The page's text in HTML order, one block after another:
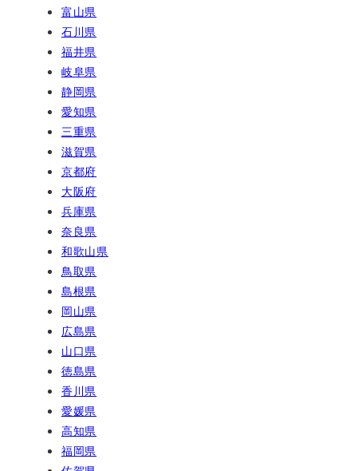
富山県
石川県
福井県
岐阜県
静岡県
愛知県
三重県
滋賀県
京都府
大阪府
兵庫県
奈良県
和歌山県
鳥取県
島根県
岡山県
広島県
山口県
徳島県
香川県
愛媛県
高知県
福岡県